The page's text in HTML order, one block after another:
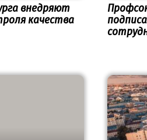
внедряют
качества